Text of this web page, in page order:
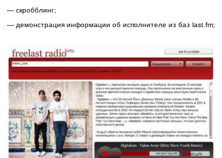
— скробблинг;
— демонстрация информации об исполнителе из баз last.fm;